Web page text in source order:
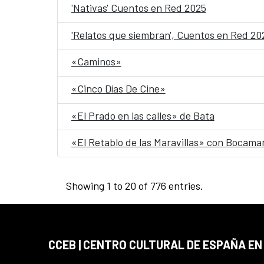
'Nativas' Cuentos en Red 2025
'Relatos que siembran', Cuentos en Red
«Caminos»
«Cinco Días De Cine»
«El Prado en las calles» de Bata
«El Retablo de las Maravillas» con
Showing 1 to 20 of 776 entries.
CCEB | CENTRO CULTURAL DE ESPAÑA